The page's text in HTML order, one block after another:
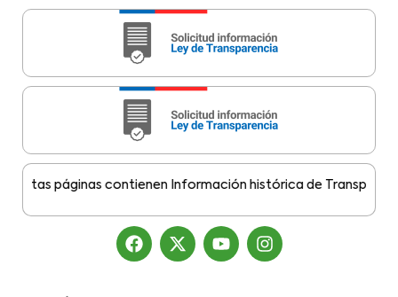
páginas contienen Información histórica de Transparencia